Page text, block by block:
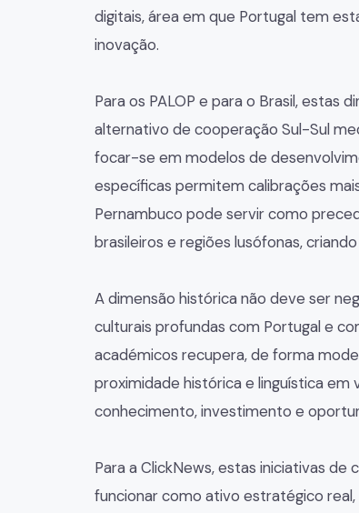
digitais, área em que Portugal tem
inovação.
Para os PALOP e para o Brasil, estas
alternativo de cooperação Sul-Sul
focar-se em modelos de
específicas permitem calibrações
Pernambuco pode servir como
brasileiros e regiões lusófonas,
A dimensão histórica não deve ser
culturais profundas com Portugal e
académicos recupera, de forma
proximidade histórica e linguística
conhecimento, investimento e
Para a ClickNews, estas iniciativas
funcionar como ativo estratégico